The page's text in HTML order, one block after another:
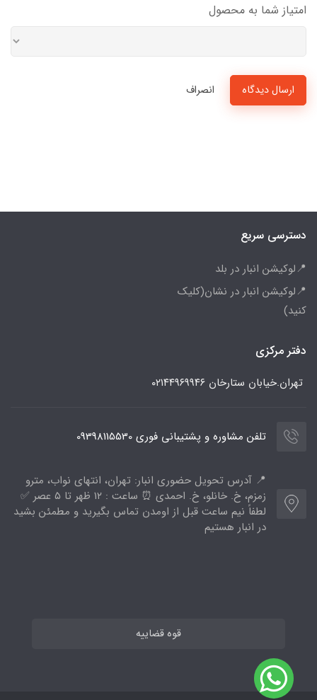
امتیاز شما به محصول
ارسال دیدگاه انصراف
دسترسی سریع
📍لوکیشن انبار در بلد
📍لوکیشن انبار در نشان(کلیک
کنید)
دفتر مرکزی
تهران.خیابان ستارخان ۰۲۱۴۴۹۶۹۹۴۶
تلفن مشاوره و پشتیبانی فوری 09398115530
📍 آدرس تحویل حضوری انبار: تهران، انتهای نواب، مترو
زمزم، خ. خانلو، خ. احمدی ⏰ ساعت : ۱۲ ظهر تا ۵ عصر ✅
لطفاً نیم ساعت قبل از اومدن تماس بگیرید و مطمئن بشید
در انبار هستیم
قوه قضاییه